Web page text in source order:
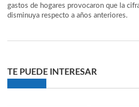
gastos de hogares provocaron que la
disminuya respecto a años anteriores.
TE PUEDE INTERESAR